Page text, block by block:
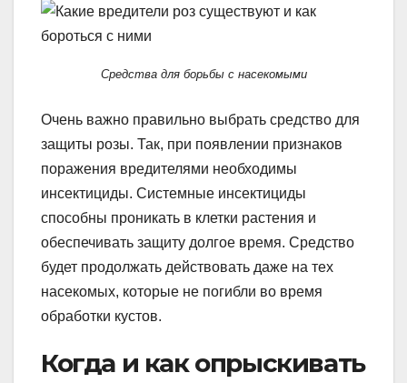
Средства для борьбы с насекомыми
Очень важно правильно выбрать средство для
защиты розы. Так, при появлении признаков
поражения вредителями необходимы
инсектициды. Системные инсектициды
способны проникать в клетки растения и
обеспечивать защиту долгое время. Средство
будет продолжать действовать даже на тех
насекомых, которые не погибли во время
обработки кустов.
Когда и как опрыскивать